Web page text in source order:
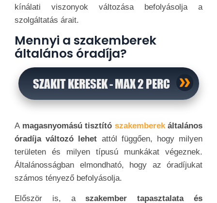
kínálati viszonyok változása befolyásolja a
szolgáltatás árait.
Mennyi a szakemberek
általános óradíja?
SZAKIT KERESEK - MAX 2 PERC
A magasnyomású tisztító szakemberek általános
óradíja változó lehet attól függően, hogy milyen
területen és milyen típusú munkákat végeznek.
Általánosságban elmondható, hogy az óradíjukat
számos tényező befolyásolja.
Először is, aszakember tapasztalata és